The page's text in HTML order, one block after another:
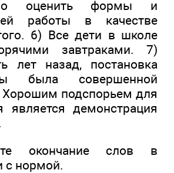
оценить формы и
работы в качестве
6) Все дети в школе
завтраками. 7)
лет назад, постановка
была совершенной
Хорошим подспорьем для
является демонстрация
окончание слов в
с нормой.